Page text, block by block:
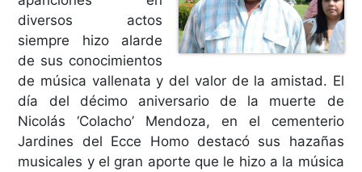
diversos actos
siempre hizo alarde
de sus conocimientos
de música vallenata y del valor de la amistad. El
día del décimo aniversario de la muerte de
Nicolás ‘Colacho’ Mendoza, en el cementerio
Jardines del Ecce Homo destacó sus hazañas
musicales y el gran aporte que le hizo a la música